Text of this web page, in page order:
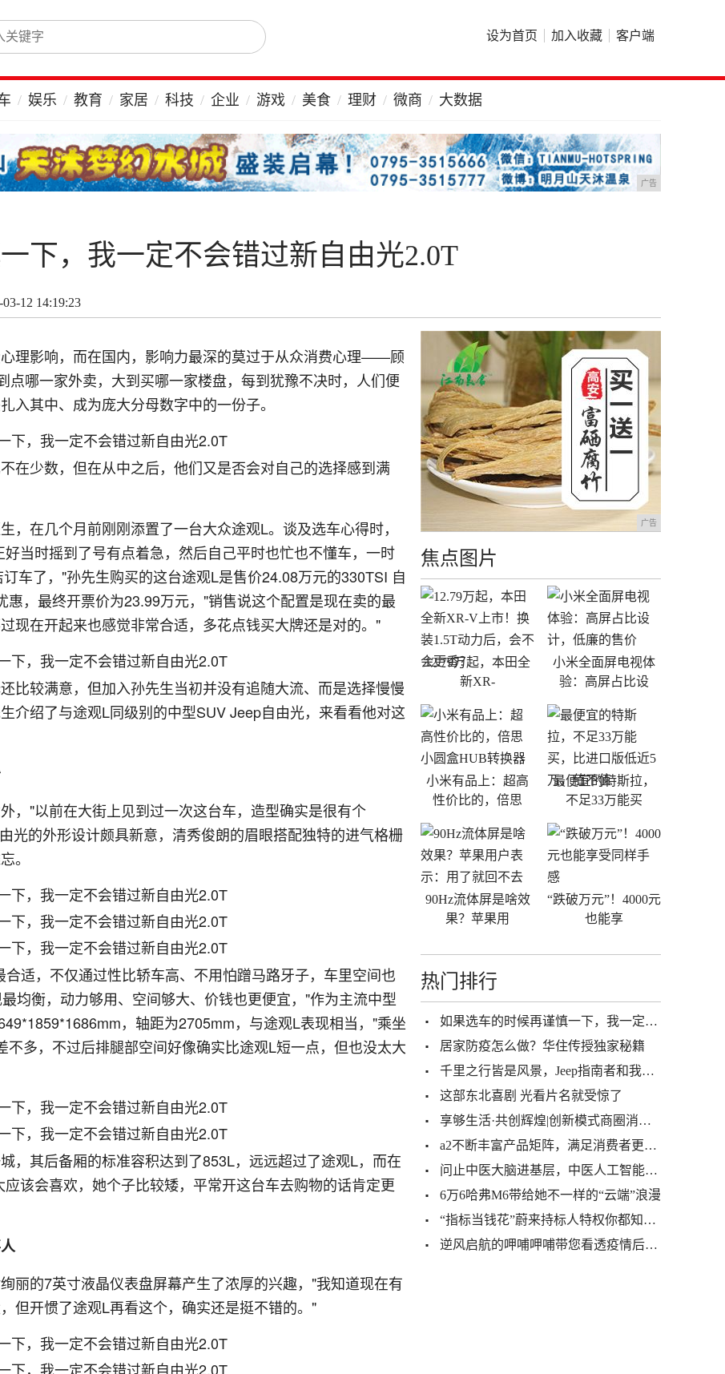
设为首页 加入收藏 客户端
娱乐 教育 家居 科技 企业 游戏 美食 理财 微商 大数据
广告
下，我一定不会错过新自由光2.0T
12 14:19:23
心理影响，而在国内，影响力最深的莫过于从众消费心理——顾
点哪一家外卖，大到买哪一家楼盘，每到犹豫不决时，人们便
入其中、成为庞大分母数字中的一份子。
在少数，但在从中之后，他们又是否会对自己的选择感到满
，在几个月前刚刚添置了一台大众途观L。谈及选车心得时，
当时摇到了号有点着急，然后自己平时也忙也不懂车，一时
车了，"孙先生购买的这台途观L是售价24.08万元的330TSI 自
，最终开票价为23.99万元，"销售说这个配置是现在卖的最
现在开起来也感觉非常合适，多花点钱买大牌还是对的。"
比较满意，但加入孙先生当初并没有追随大流、而是选择慢慢
介绍了与途观L同级别的中型SUV Jeep自由光，来看看他对这
，"以前在大街上见到过一次这台车，造型确实是很有个
光的外形设计颇具新意，清秀俊朗的眉眼搭配独特的进气格栅
。
适，不仅通过性比轿车高、不用怕蹭马路牙子，车里空间也
均衡，动力够用、空间够大、价钱也更便宜，"作为主流中型
，轴距为2705mm，与途观L表现相当，"乘坐
多，不过后排腿部空间好像确实比途观L短一点，但也没太大
，其后备厢的标准容积达到了853L，远远超过了途观L，而在
该会喜欢，她个子比较矮，平常开这台车去购物的话肯定更
丽的7英寸液晶仪表盘屏幕产生了浓厚的兴趣，"我知道现在有
但开惯了途观L再看这个，确实还是挺不错的。"
广告
焦点图片
12.79万起，本田全
新XR-
小米全面屏电视体
验：高屏占比设
小米有品上：超高
性价比的，倍思
最便宜的特斯拉，
不足33万能买
90Hz流体屏是啥效
果？苹果用
“跌破万元”！4000元
也能享
热门排行
如果选车的时候再谨慎一下，我一定不会错过新自由光2.0T
居家防疫怎么做？华住传授独家秘籍
千里之行皆是风景，Jeep指南者和我都想拥有
这部东北喜剧 光看片名就受惊了
享够生活·共创辉煌|创新模式商圈消费O2O项目发布会！
a2不断丰富产品矩阵，满足消费者更多生活场景所需
问止中医大脑进基层，中医人工智能“社区爱心义诊行”
6万6哈弗M6带给她不一样的“云端”浪漫
“指标当钱花”蔚来持标人特权你都知道了吗
逆风启航的呷哺呷哺带您看透疫情后餐饮成本把控和未来布局